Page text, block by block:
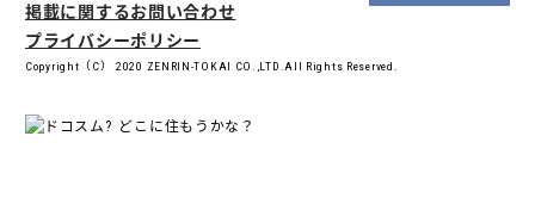
掲載に関するお問い合わせ
プライバシーポリシー
Copyright（C） 2020 ZENRIN-TOKAI CO.,LTD.All Rights Reserved.
どこに住もうかな？